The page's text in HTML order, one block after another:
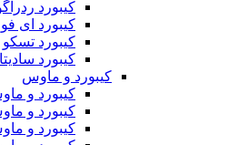
کیبورد
کیبورد ای
کیبورد تسکو
کیبورد سادیتا
کیبورد و ماوس
کیبورد و
کیبورد و
کیبورد و